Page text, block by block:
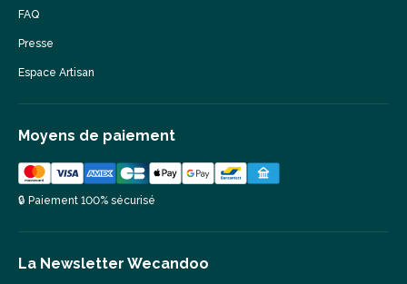
FAQ
Presse
Espace Artisan
Moyens de paiement
🔒 Paiement 100% sécurisé
La Newsletter Wecandoo